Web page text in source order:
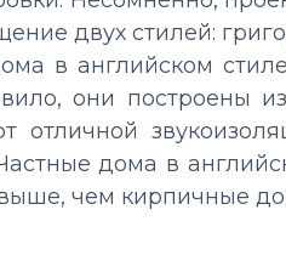
двух стилей:
в английском
они построены
отличной
дома в
чем кирпичные